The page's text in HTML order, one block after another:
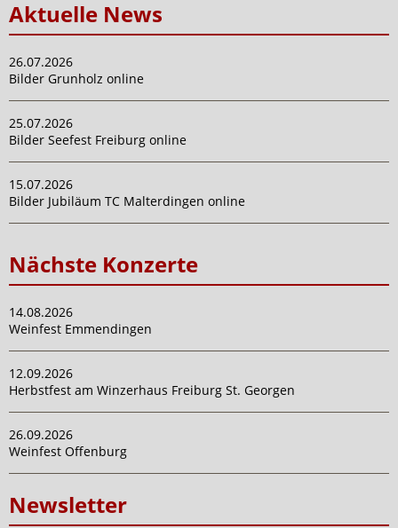
Aktuelle News
26.07.2026
Bilder Grunholz online
25.07.2026
Bilder Seefest Freiburg online
15.07.2026
Bilder Jubiläum TC Malterdingen online
Nächste Konzerte
14.08.2026
Weinfest Emmendingen
12.09.2026
Herbstfest am Winzerhaus Freiburg St. Georgen
26.09.2026
Weinfest Offenburg
Newsletter